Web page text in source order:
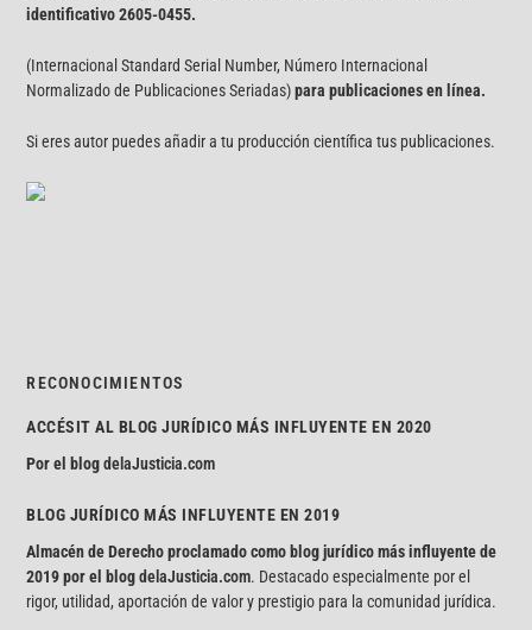
identificativo2605-0455.
(Internacional Standard Serial Number, Número Internacional
Normalizado de Publicaciones Seriadas)para publicaciones en línea.
Si eres autor puedes añadir a tu producción científica tus publicaciones.
RECONOCIMIENTOS
ACCÉSIT AL BLOG JURÍDICO MÁS INFLUYENTE EN 2020
Por el blogdelaJusticia.com
BLOG JURÍDICO MÁS INFLUYENTE EN 2019
Almacén de Derecho proclamado como blog jurídico más influyente de
2019 por el blogdelaJusticia.com. Destacado especialmente por el
rigor, utilidad, aportación de valor y prestigio para la comunidad jurídica.